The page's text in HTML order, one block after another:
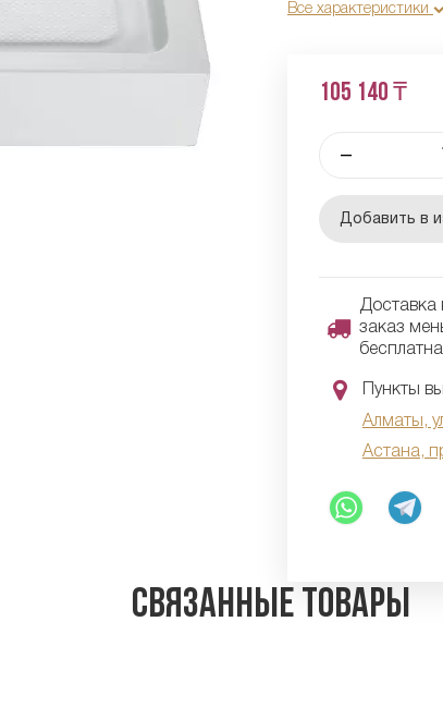
Все характеристики
105 140 ₸
–
Добавить в
Доставка
заказ
Пункты
Алматы,
Астана,
Связанные товары